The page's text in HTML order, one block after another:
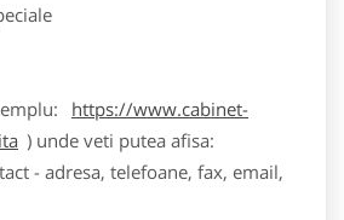
https://www.cabinet-
) unde veti putea afisa:
- adresa, telefoane, fax, email,